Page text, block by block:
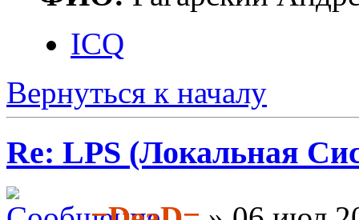
ICQ
Вернуться к началу
Re: LPS (Локальная